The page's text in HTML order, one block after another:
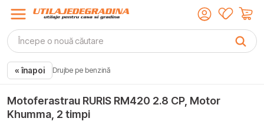
« înapoi Drujbe pe benzină
Motoferastrau RURIS RM420 2.8 CP, Motor
Khumma, 2 timpi